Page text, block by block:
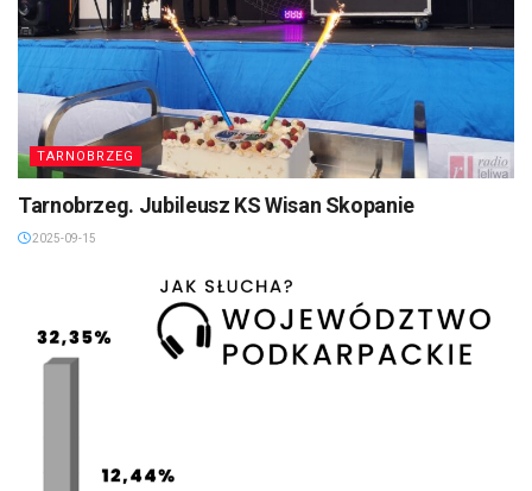
TARNOBRZEG
Tarnobrzeg. Jubileusz KS Wisan Skopanie
2025-09-15